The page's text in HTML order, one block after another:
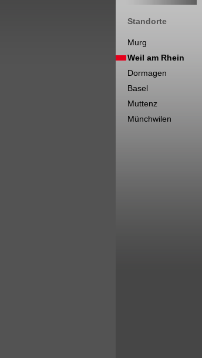
Standorte
Murg
Weil am Rhein
Dormagen
Basel
Muttenz
Münchwilen